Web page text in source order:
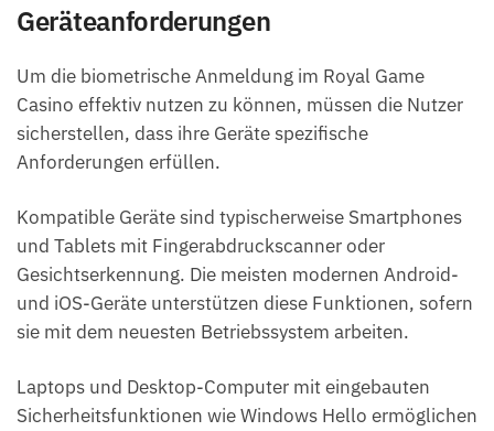
Geräteanforderungen
Um die biometrische Anmeldung im Royal Game
Casino effektiv nutzen zu können, müssen die Nutzer
sicherstellen, dass ihre Geräte spezifische
Anforderungen erfüllen.
Kompatible Geräte sind typischerweise Smartphones
und Tablets mit Fingerabdruckscanner oder
Gesichtserkennung. Die meisten modernen Android-
und iOS-Geräte unterstützen diese Funktionen, sofern
sie mit dem neuesten Betriebssystem arbeiten.
Laptops und Desktop-Computer mit eingebauten
Sicherheitsfunktionen wie Windows Hello ermöglichen